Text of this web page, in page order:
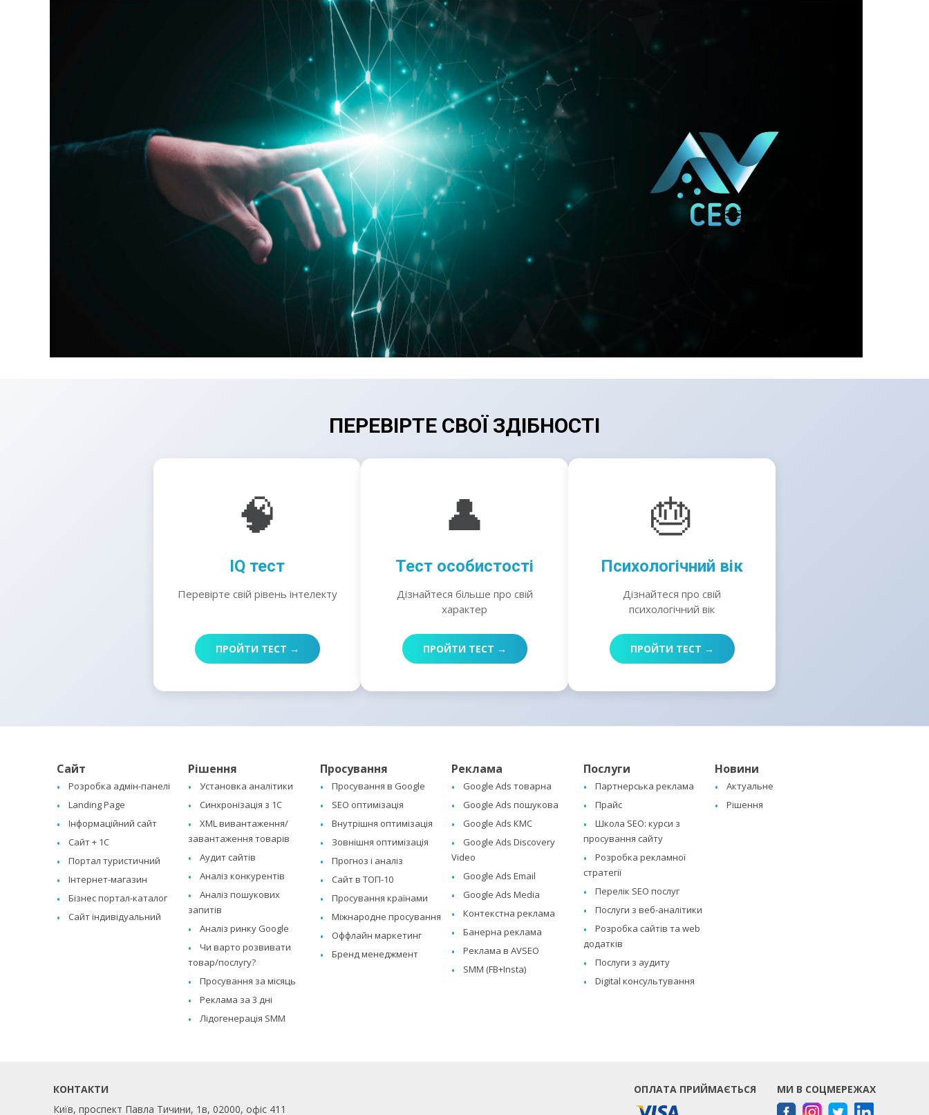
ПЕРЕВІРТЕ СВОЇ ЗДІБНОСТІ
🧠
IQ тест
Перевірте свій рівень інтелекту
ПРОЙТИ ТЕСТ →
👤
Тест особистості
Дізнайтеся більше про свій
характер
ПРОЙТИ ТЕСТ →
🎂
Психологічний вік
Дізнайтеся про свій
психологічний вік
ПРОЙТИ ТЕСТ →
Сайт
Розробка адмін-панелі
Landing Page
Інформаційний сайт
Сайт + 1C
Портал туристичний
Інтернет-магазин
Бізнес портал-каталог
Сайт індивідуальний
Рішення
Установка аналітики
Синхронізація з 1C
XML вивантаження/
завантаження товарів
Аудит сайтів
Аналіз конкурентів
Аналіз пошукових
запитів
Аналіз ринку Google
Чи варто розвивати
товар/послугу?
Просування за місяць
Реклама за 3 дні
Лідогенерація SMM
Просування
Просування в Google
SEO оптимізація
Внутрішня оптимізація
Зовнішня оптимізація
Прогноз і аналіз
Сайт в ТОП-10
Просування країнами
Міжнародне просування
Оффлайн маркетинг
Бренд менеджмент
Реклама
Google Ads товарна
Google Ads пошукова
Google Ads КМС
Google Ads Discovery
Video
Google Ads Email
Google Ads Media
Контекстна реклама
Банерна реклама
Реклама в AVSEO
SMM (FB+Insta)
Послуги
Партнерська реклама
Прайс
Школа SEO: курси з
просування сайту
Розробка рекламної
стратегії
Перелік SEO послуг
Послуги з веб-аналітики
Розробка сайтів та web
додатків
Послуги з аудиту
Digital консультування
Новини
Актуальне
Рішення
КОНТАКТИ
Київ, проспект Павла Тичини, 1в, 02000, офіс 411
МИ В СОЦМЕРЕЖАХ
ОПЛАТА ПРИЙМАЄТЬСЯ